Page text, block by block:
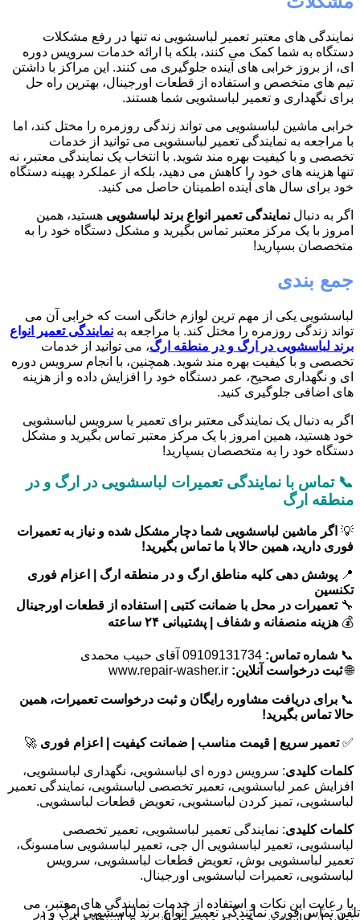
نمایندگی های معتبر تعمیر لباسشویی نه تنها در رفع مشکلات
دستگاه به شما کمک می کنند، بلکه با ارائه خدمات سرویس دوره
ای، از بروز خرابی های آینده جلوگیری می کنند. این مراکز با داشتن
تیم های متخصص و استفاده از قطعات اورجینال، بهترین راه حل
برای نگهداری و تعمیر لباسشویی شما هستند.
خرابی ماشین لباسشویی می تواند زندگی روزمره را مختل کند، اما
با مراجعه به نمایندگی تعمیر لباسشویی می توانید از خدمات
تخصصی و با کیفیت بهره مند شوید. با انتخاب یک نمایندگی معتبر، نه
تنها هزینه های خود را کاهش می دهید، بلکه از عملکرد بهینه دستگاه
خود برای سال های آینده اطمینان حاصل می کنید.
اگر به دنبال نمایندگی تعمیر انواع برند لباسشویی هستید، همین
امروز با یک مرکز معتبر تماس بگیرید و مشکل دستگاه خود را به
متخصصان بسپارید!
جمع بندی
لباسشویی یکی از مهم ترین لوازم خانگی است که خرابی آن می
تواند زندگی روزمره را مختل کند. با مراجعه به نمایندگی تعمیر انواع
برند لباسشویی در ارگ و در منطقه ارگ، می توانید از خدمات
تخصصی و با کیفیت بهره مند شوید. همچنین، با انجام سرویس دوره
ای و نگهداری صحیح، عمر دستگاه خود را افزایش داده و از هزینه
های اضافی جلوگیری کنید.
اگر به دنبال یک نمایندگی معتبر برای تعمیر یا سرویس لباسشویی
خود هستید، همین امروز با یک مرکز معتبر تماس بگیرید و مشکل
دستگاه خود را به متخصصان بسپارید!
📞 تماس با نمایندگی تعمیرات لباسشویی در ارگ و در
منطقه ارگ
💡 اگر ماشین لباسشویی شما دچار مشکل شده و نیاز به تعمیرات
فوری دارید، همین حالا با ما تماس بگیرید!
📍 پوشش دهی کلیه مناطق ارگ و در منطقه ارگ | اعزام فوری
تکنسین
🔧تعمیرات در محل با ضمانت کتبی | استفاده از قطعات اورجینال
💰 هزینه منصفانه و شفاف | پشتیبانی ۲۴ ساعته
📞 شماره تماس: 09109131734 آقای حبیب محمدی
🌐ثبت درخواست آنلاین: www.repair-washer.ir
📞 برای دریافت مشاوره رایگان و ثبت درخواست تعمیرات، همین
حالا تماس بگیرید!
✅تعمیر سریع | قیمت مناسب | ضمانت کیفیت | اعزام فوری 🚀
کلمات کلیدی: سرویس دوره ای لباسشویی، نگهداری لباسشویی،
افزایش عمر لباسشویی، تعمیر تخصصی لباسشویی، نمایندگی تعمیر
لباسشویی، تمیز کردن لباسشویی، تعویض قطعات لباسشویی.
کلمات کلیدی: نمایندگی تعمیر لباسشویی، تعمیر تخصصی
لباسشویی، تعمیر لباسشویی ال جی، تعمیر لباسشویی سامسونگ،
تعمیر لباسشویی بوش، تعویض قطعات لباسشویی، سرویس
لباسشویی، تعمیرات لباسشویی اورجینال.
با رعایت این نکات و استفاده از خدمات نمایندگی های معتبر، می
تلفن تماس فورینمایندگی تعمیر انواع برند لباسشویی ارگ و در